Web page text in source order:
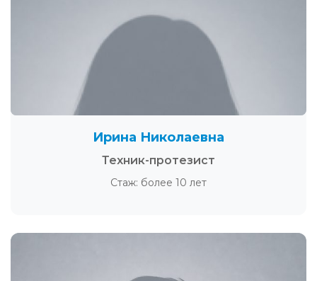
Ирина Николаевна
Техник-протезист
Стаж: более 10 лет